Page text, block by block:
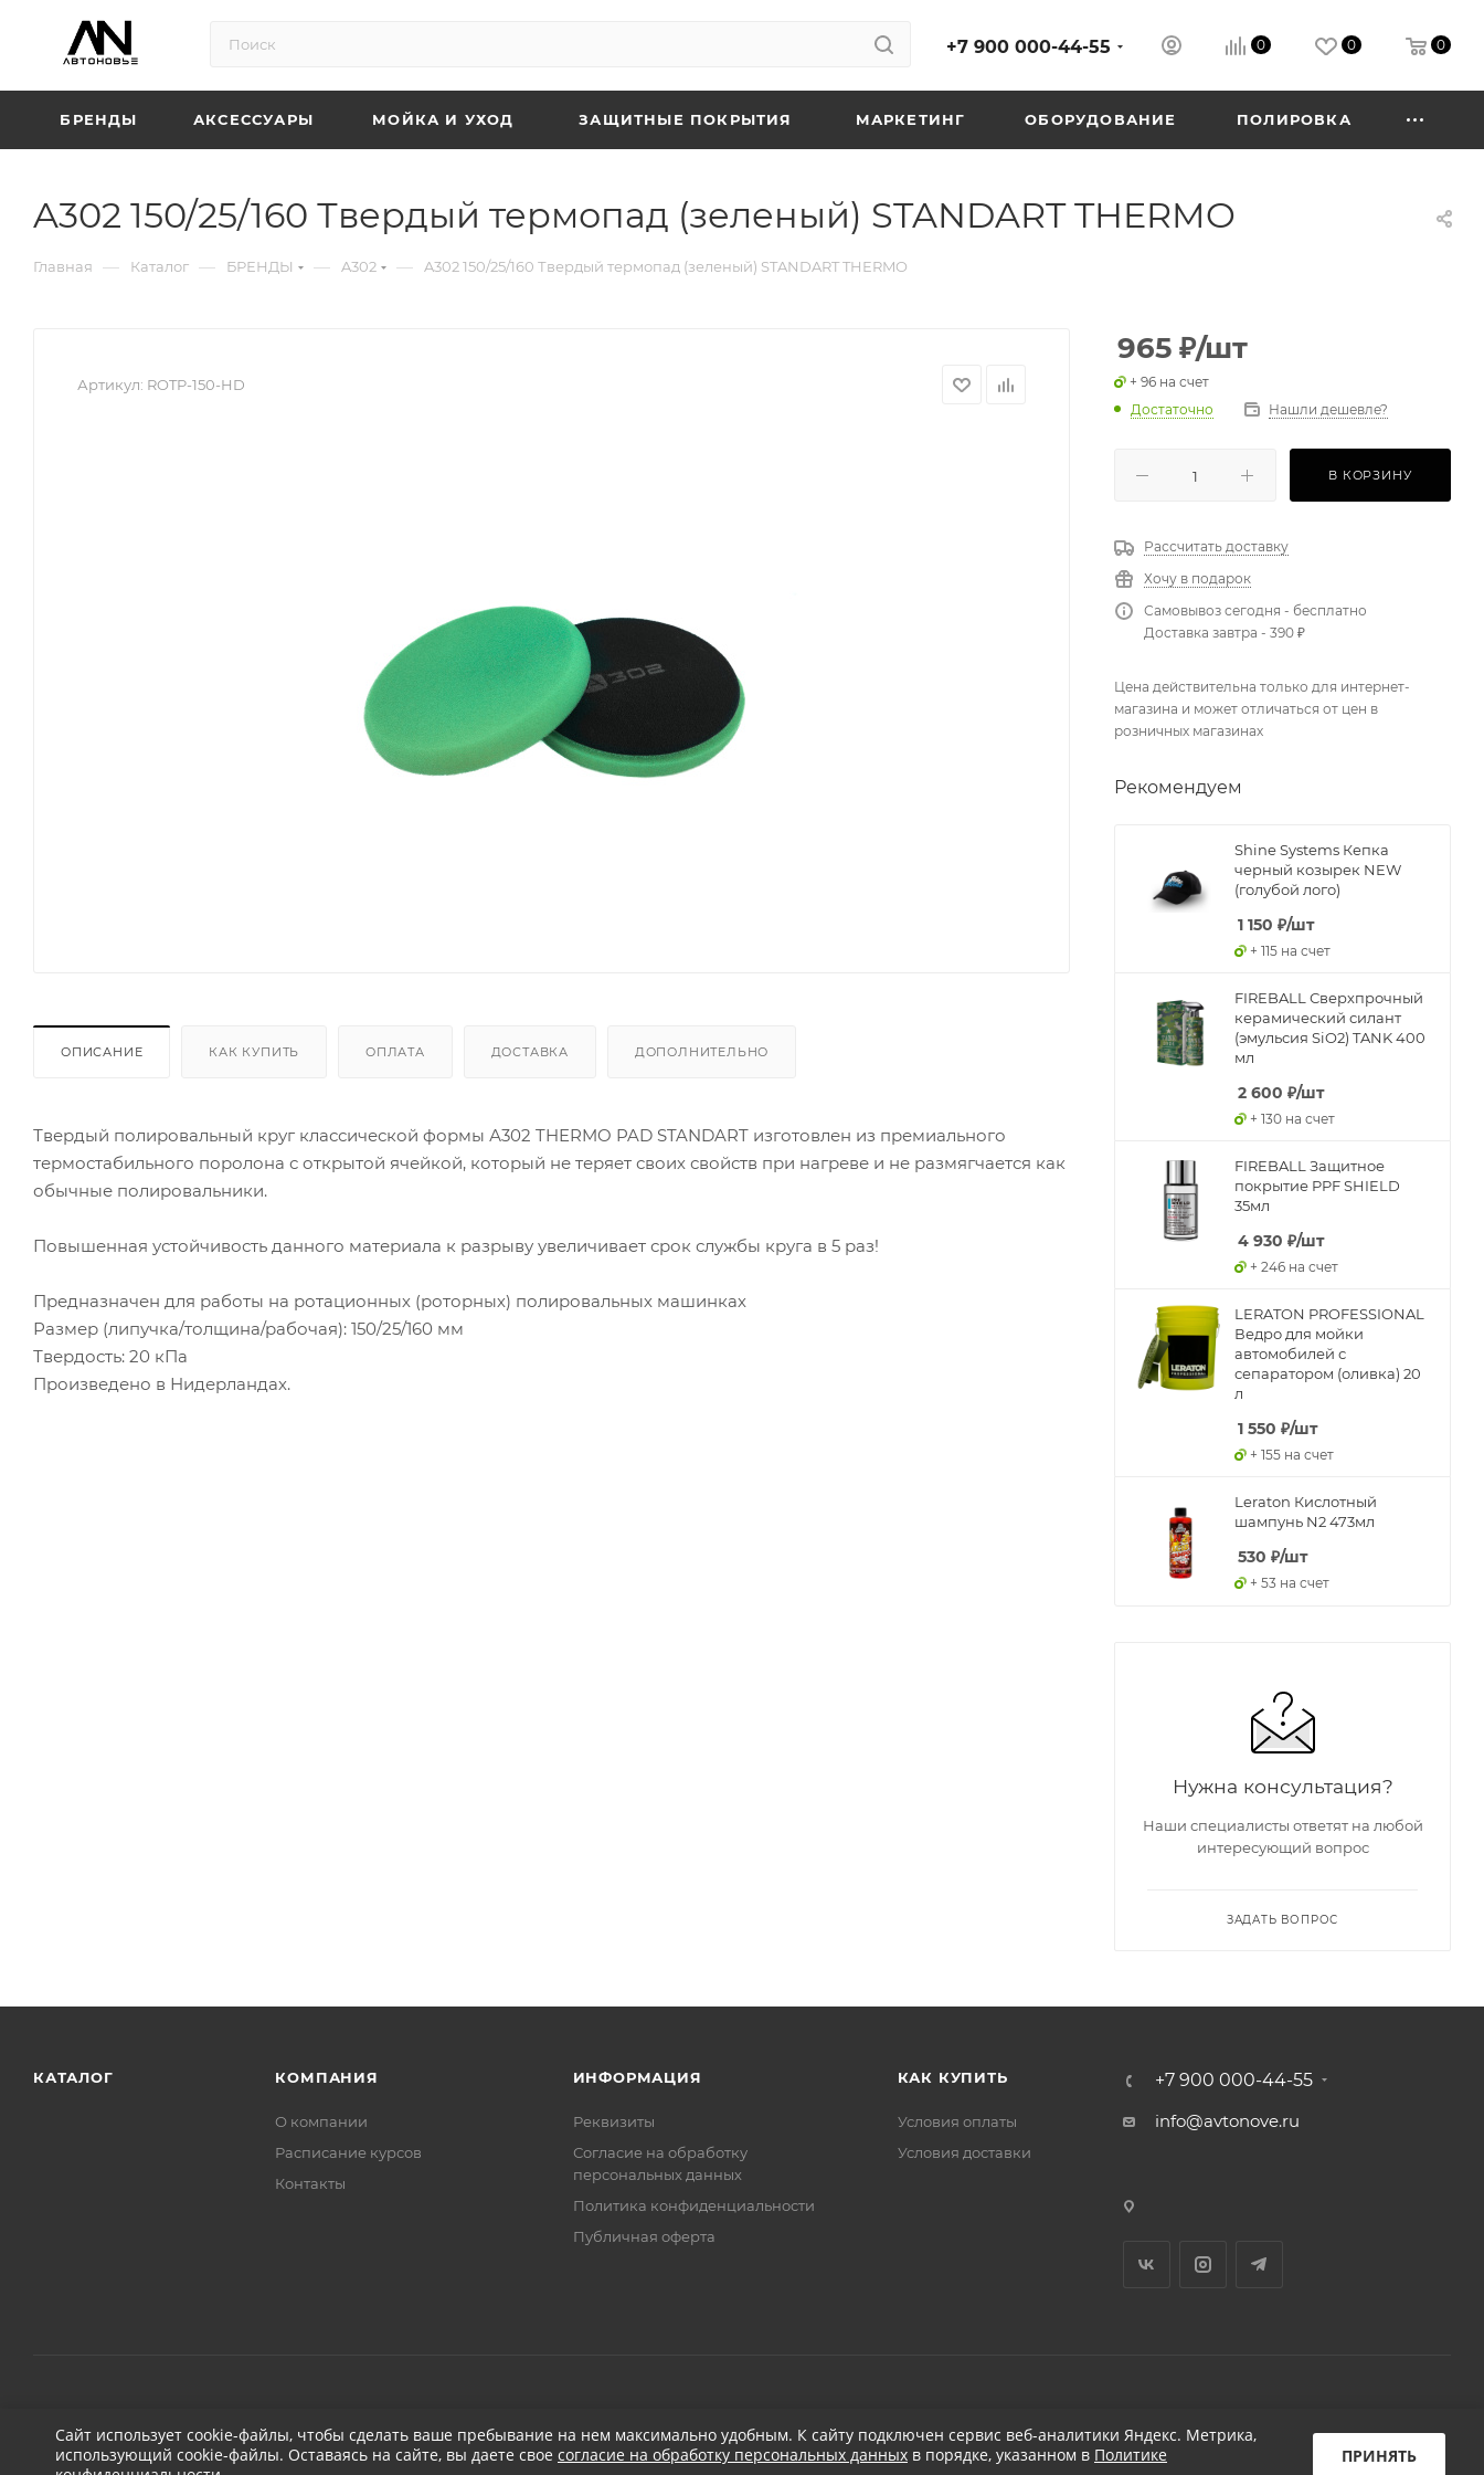
+7 900 000-44-55 0 0 0
БРЕНДЫ АКСЕССУАРЫ МОЙКА И УХОД ЗАЩИТНЫЕ ПОКРЫТИЯ МАРКЕТИНГ ОБОРУДОВАНИЕ ПОЛИРОВКА
A302 150/25/160 Твердый термопад (зеленый) STANDART THERMO
Главная — Каталог — БРЕНДЫ — A302 — A302 150/25/160 Твердый термопад (зеленый) STANDART THERMO
Артикул: ROTP-150-HD
ОПИСАНИЕ КАК КУПИТЬ ОПЛАТА ДОСТАВКА ДОПОЛНИТЕЛЬНО
Твердый полировальный круг классической формы А302 THERMO PAD STANDART изготовлен из премиального
термостабильного поролона с открытой ячейкой, который не теряет своих свойств при нагреве и не размягчается как
обычные полировальники.
Повышенная устойчивость данного материала к разрыву увеличивает срок службы круга в 5 раз!
Предназначен для работы на ротационных (роторных) полировальных машинках
Размер (липучка/толщина/рабочая): 150/25/160 мм
Твердость: 20 кПа
Произведено в Нидерландах.
965 ₽/шт
+ 96 на счет
Достаточно
Нашли дешевле?
В КОРЗИНУ
Рассчитать доставку
Хочу в подарок
Самовывоз сегодня - бесплатно
Доставка завтра - 390 ₽
Цена действительна только для интернет-
магазина и может отличаться от цен в
розничных магазинах
Рекомендуем
Shine Systems Кепка
черный козырек NEW
(голубой лого)
1 150 ₽/шт
+ 115 на счет
FIREBALL Сверхпрочный
керамический силант
(эмульсия SiO2) TANK 400
мл
2 600 ₽/шт
+ 130 на счет
FIREBALL Защитное
покрытие PPF SHIELD
35мл
4 930 ₽/шт
+ 246 на счет
LERATON PROFESSIONAL
Ведро для мойки
автомобилей с
сепаратором (оливка) 20
л
1 550 ₽/шт
+ 155 на счет
Leraton Кислотный
шампунь N2 473мл
530 ₽/шт
+ 53 на счет
Нужна консультация?
Наши специалисты ответят на любой
интересующий вопрос
ЗАДАТЬ ВОПРОС
КАТАЛОГ КОМПАНИЯ
О компании
Расписание курсов
Контакты
ИНФОРМАЦИЯ
Реквизиты
Соглаcие на обработку
персональных данных
Политика конфиденциальности
Публичная оферта
КАК КУПИТЬ
Условия оплаты
Условия доставки
+7 900 000-44-55
info@avtonove.ru
2026 © ДЕТЕЙЛИНГ-МАРКЕТ АВТОНОВЬЕ Разработано в KAPUSTA LAB
Сайт использует cookie-файлы, чтобы сделать ваше пребывание на нем максимально удобным. К cайту подключен сервис веб-аналитики Яндекс. Метрика,
использующий cookie-файлы. Оставаясь на сайте, вы даете свое согласие на обработку персональных данных в порядке, указанном в Политике
ПРИНЯТЬ